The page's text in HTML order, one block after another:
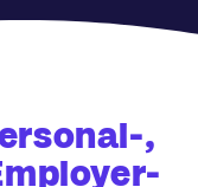
,